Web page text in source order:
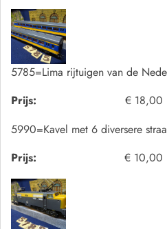
5785=Lima rijtuigen van de
Prijs:
€ 18,00
5990=Kavel met 6 diversere
Prijs:
€ 10,00